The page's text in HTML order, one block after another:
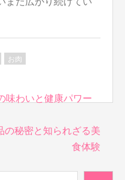
お肉
味わいと健康パワー
の秘密と知られざる美
食体験